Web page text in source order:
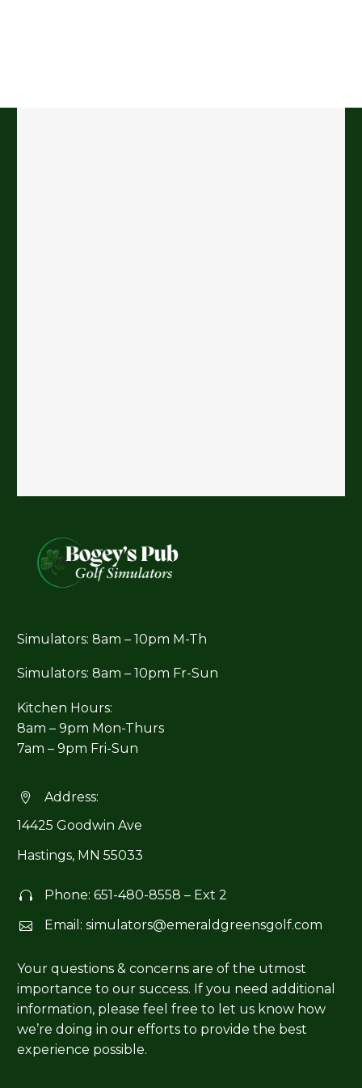
Simulators: 8am – 10pm M-Th
Simulators: 8am – 10pm Fr-Sun
Kitchen Hours:
8am – 9pm Mon-Thurs
7am – 9pm Fri-Sun


Address:
14425 Goodwin Ave
Hastings, MN 55033

 Phone: 651-480-8558 – Ext 2

 Email: simulators@emeraldgreensgolf.com
Your questions & concerns are of the utmost
importance to our success. If you need additional
information, please feel free to let us know how
we’re doing in our efforts to provide the best
experience possible.